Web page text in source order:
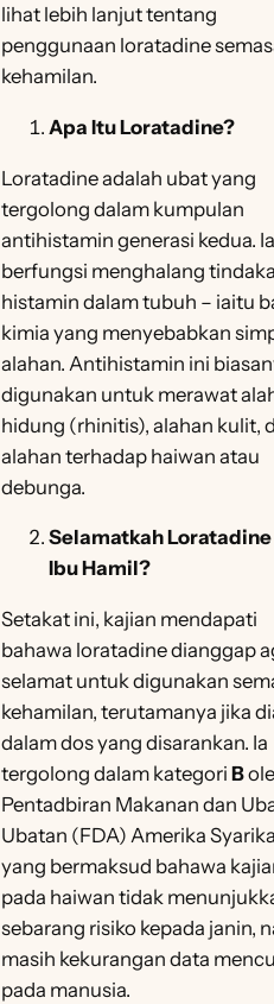
lihat lebih lanjut tentang
penggunaan loratadine
kehamilan.
Apa Itu Loratadine?
Loratadine adalah ubat yang
tergolong dalam kumpulan
antihistamin generasi kedua. Ia
berfungsi menghalang
histamin dalam tubuh – iaitu
kimia yang menyebabkan
alahan. Antihistamin ini
digunakan untuk merawat
hidung (rhinitis), alahan kulit,
alahan terhadap haiwan atau
debunga.
Selamatkah
Ibu Hamil?
Setakat ini, kajian mendapati
bahawa loratadine dianggap
selamat untuk digunakan
kehamilan, terutamanya jika
dalam dos yang disarankan. Ia
tergolong dalam kategori B
Pentadbiran Makanan dan
Ubatan (FDA) Amerika
yang bermaksud bahawa
pada haiwan tidak
sebarang risiko kepada janin,
masih kekurangan data
pada manusia.